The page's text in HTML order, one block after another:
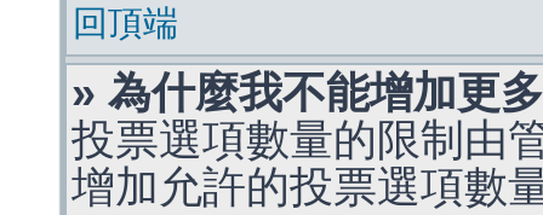
回頂端
» 為什麼我不能增加更
投票選項數量的限制由
增加允許的投票選項數